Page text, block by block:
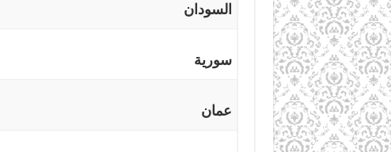
السودان
سورية
عمان